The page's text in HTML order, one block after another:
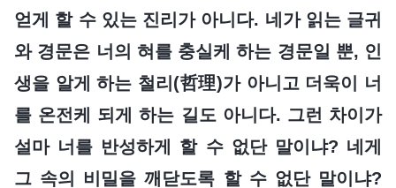
얻게 할 수 있는 진리가 아니다. 네가 읽는 글귀
와 경문은 너의 혀를 충실케 하는 경문일 뿐, 인
생을 알게 하는 철리(哲理)가 아니고 더욱이 너
를 온전케 되게 하는 길도 아니다. 그런 차이가
설마 너를 반성하게 할 수 없단 말이냐? 네게
그 속의 비밀을 깨닫도록 할 수 없단 말이냐?